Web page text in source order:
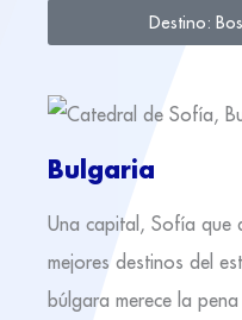
Destino:
Bulgaria
Una capital, Sofía que
mejores destinos del
búlgara merece la